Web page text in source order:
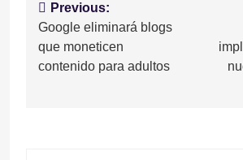
Navegación
de
entradas
Previous:
Google eliminará blogs
que moneticen
contenido para adultos